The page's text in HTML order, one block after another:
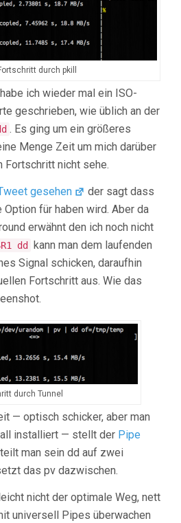
durch pkill
ich wieder mal ein ISO-
geschrieben, wie üblich an der
. Es ging um ein größeres
Menge Zeit um mich darüber
Fortschritt nicht sehe.
gesehen
der sagt dass
Option für haben wird. Aber da
erwähnt den ich noch nicht
dd
kann man dem laufenden
Signal schicken, daraufhin
Fortschritt aus. Wie das
durch Tunnel
— optisch schicker, aber man
installiert — stellt der Pipe
teilt man sein dd auf zwei
das pv dazwischen.
nicht der optimale Weg, nett
universell Pipes überwachen